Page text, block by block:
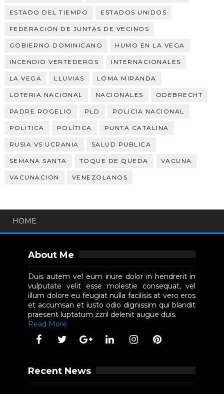
ESTADO DEL TIEMPO ESTADOS UNIDOS
FEDERACIÓN DE JUNTAS DE VECINOS
GOBIERNO DOMINICANO HUMO EN LA VEGA
INCENDIO VERTEDEROS INTERNACIONALES
LA VEGA LLUVIAS LOMA MIRANDA
LOTERIA NACIONAL NACIONALES ODEBRECHT
PADRE ROGELIO PLD POLICIA NACIONAL
POLITICA POLÍTICA PUNTA CATALINA
RUSIA VS UCRANIA SALUD PUBLICA
SEMANA SANTA TOQUE DE QUEDA VACUNA
VACUNACION VENEZOLANOS
HOME
About Me
Duis autem vel eum iriure dolor in hendrerit in
vulputate velit esse molestie consequat, vel
illum dolore eu feugiat nulla facilisis at vero eros
et accumsan et iusto odio dignissim qui blandit
praesent luptatum zzril delenit augue duis.
Read More
Recent News